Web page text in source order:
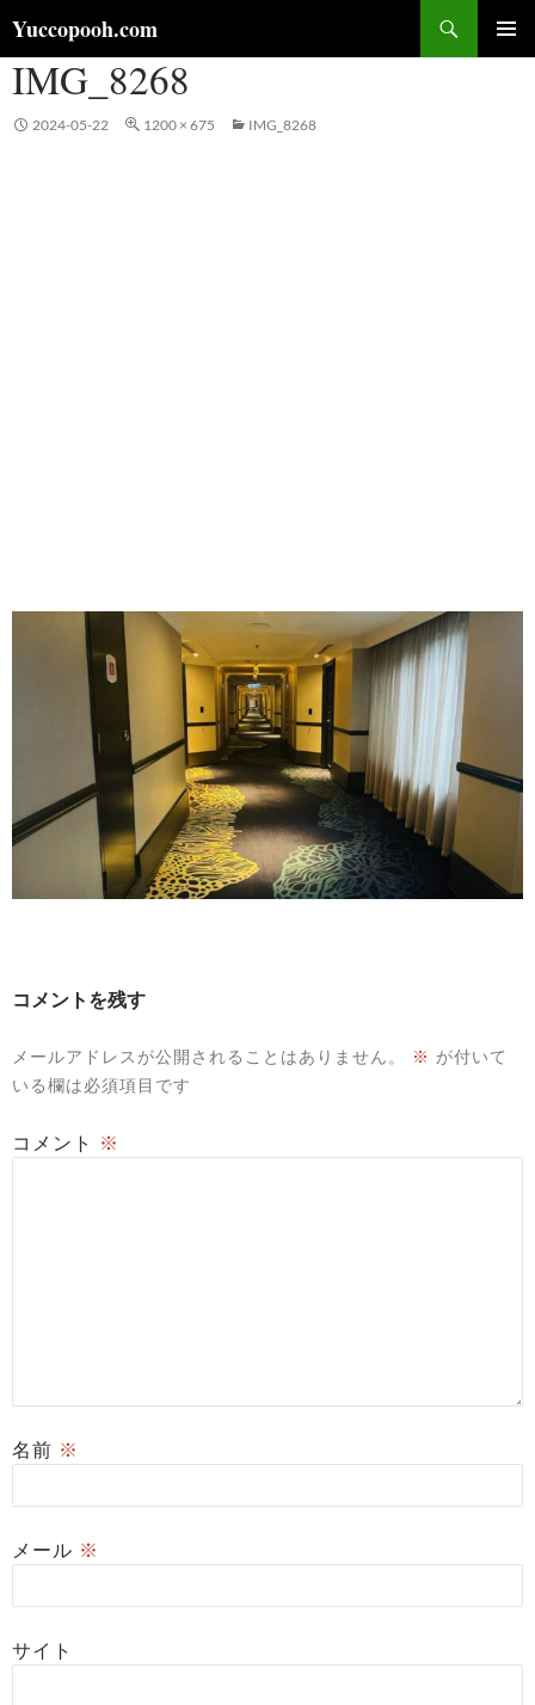
ン
テ
ン
ツ
Yuccopooh.com
索
IMG_8268
2024-05-22 1200 × 675 IMG_8268
コメントを残す
メールアドレスが公開されることはありません。 ※ が付いて
いる欄は必須項目です
コメント ※
名前 ※
メール ※
サイト